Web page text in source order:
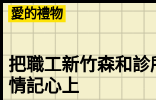
Skip
to
content
愛的禮物
把職工新竹森和
情記心上